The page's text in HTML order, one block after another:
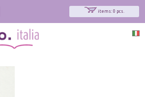
items: 0 pcs.